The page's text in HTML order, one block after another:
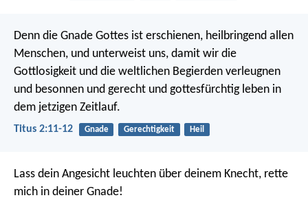
Denn die Gnade Gottes ist erschienen, heilbringend allen
Menschen, und unterweist uns, damit wir die
Gottlosigkeit und die weltlichen Begierden verleugnen
und besonnen und gerecht und gottesfürchtig leben in
dem jetzigen Zeitlauf.
Titus 2:11-12 Gnade Gerechtigkeit Heil
Lass dein Angesicht leuchten über deinem Knecht, rette
mich in deiner Gnade!